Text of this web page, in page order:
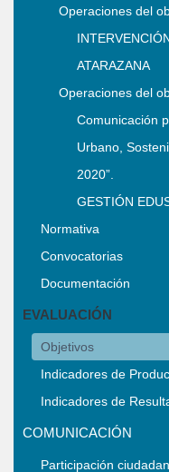
Operaciones del
ATARAZANA
Operaciones del
Comunicación
Urbano,
2020”.
GESTIÓN
Normativa
Convocatorias
Documentación
EVALUACIÓN
Objetivos
Indicadores de
Indicadores de
COMUNICACIÓN
Participación